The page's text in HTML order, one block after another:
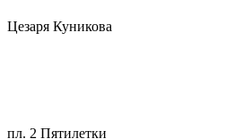
Цезаря Куникова
пл. 2 Пятилетки